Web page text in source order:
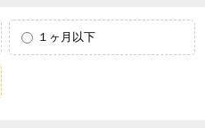
１ヶ月以下